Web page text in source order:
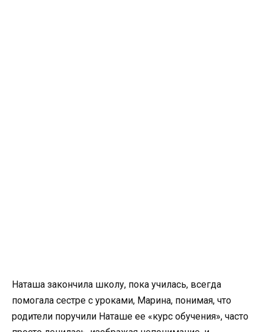
Наташа закончила школу, пока училась, всегда
помогала сестре с уроками, Марина, понимая, что
родители поручили Наташе ее «курс обучения», часто